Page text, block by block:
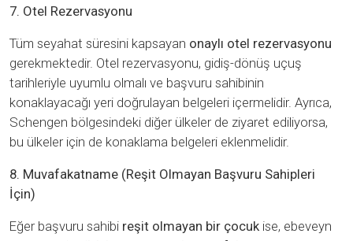
7. Otel Rezervasyonu
Tüm seyahat süresini kapsayan onaylı otel rezervasyonu
gerekmektedir. Otel rezervasyonu, gidiş-dönüş uçuş
tarihleriyle uyumlu olmalı ve başvuru sahibinin
konaklayacağı yeri doğrulayan belgeleri içermelidir. Ayrıca,
Schengen bölgesindeki diğer ülkeler de ziyaret ediliyorsa,
bu ülkeler için de konaklama belgeleri eklenmelidir.
8. Muvafakatname (Reşit Olmayan Başvuru Sahipleri
İçin)
Eğer başvuru sahibi reşit olmayan bir çocuk ise, ebeveyn